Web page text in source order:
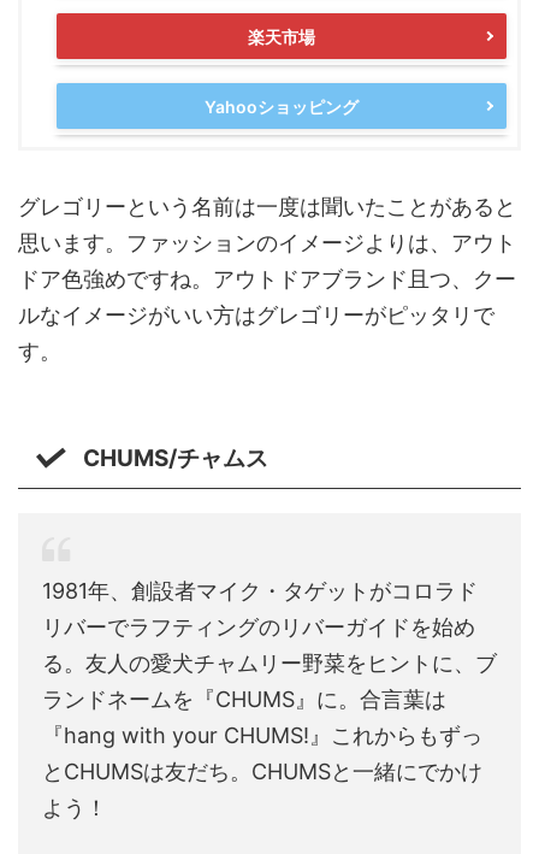
楽天市場
Yahooショッピング
グレゴリーという名前は一度は聞いたことがあると
思います。ファッションのイメージよりは、アウト
ドア色強めですね。アウトドアブランド且つ、クー
ルなイメージがいい方はグレゴリーがピッタリで
す。
CHUMS/チャムス
1981年、創設者マイク・タゲットがコロラド
リバーでラフティングのリバーガイドを始め
る。友人の愛犬チャムリー野菜をヒントに、ブ
ランドネームを『CHUMS』に。合言葉は
『hang with your CHUMS!』これからもずっ
とCHUMSは友だち。CHUMSと一緒にでかけ
よう！